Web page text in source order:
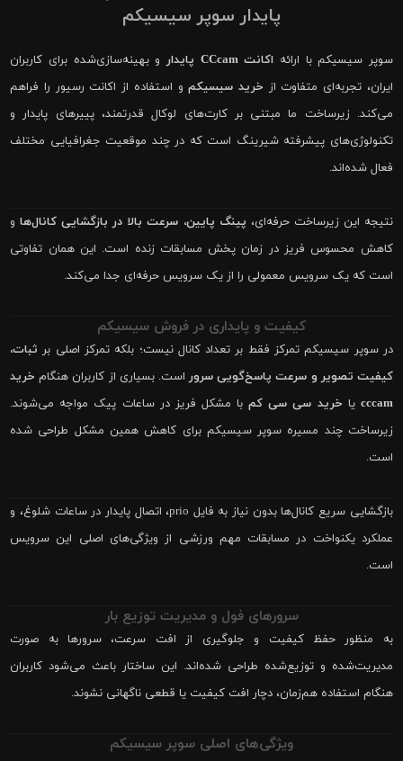
پایدار سوپر سیسیکم
سوپر سیسیکم با ارائه اکانت CCcam پایدار
و بهینه‌سازی‌شده برای کاربران
ایران، تجربه‌ای متفاوت از خرید سیسیکمو استفاده از اکانت رسیور را فراهم
می‌کند. زیرساخت ما مبتنی بر کارت‌های لوکال قدرتمند، پییرهای پایدار و
تکنولوژی‌های پیشرفته شیرینگ است که در چند موقعیت جغرافیایی مختلف
فعال شده‌اند.
نتیجه این زیرساخت حرفه‌ای، پینگ پایین، سرعت بالا در بازگشایی کانال‌هاو
کاهش محسوس فریز در زمان پخش مسابقات زنده است. این همان تفاوتی
است که یک سرویس معمولی را از یک سرویس حرفه‌ای جدا می‌کند.
کیفیت و پایداری در فروش سیسیکم
در سوپر سیسیکم تمرکز فقط بر تعداد کانال نیست؛ بلکه تمرکز اصلی بر ثبات،
کیفیت تصویر و سرعت پاسخ‌گویی سروراست. بسیاری از کاربران هنگام خرید
cccam یا خرید سی سی کمبا مشکل فریز در ساعات پیک مواجه می‌شوند.
زیرساخت چند مسیره سوپر سیسیکم برای کاهش همین مشکل طراحی شده
است.
بازگشایی سریع کانال‌ها بدون نیاز به فایل prio، اتصال پایدار در ساعات شلوغ، و
عملکرد یکنواخت در مسابقات مهم ورزشی از ویژگی‌های اصلی این سرویس
است.
سرورهای فول و مدیریت توزیع بار
به منظور حفظ کیفیت و جلوگیری از افت سرعت، سرورها به صورت
مدیریت‌شده و توزیع‌شده طراحی شده‌اند. این ساختار باعث می‌شود کاربران
هنگام استفاده هم‌زمان، دچار افت کیفیت یا قطعی ناگهانی نشوند.
ویژگی‌های اصلی سوپر سیسیکم